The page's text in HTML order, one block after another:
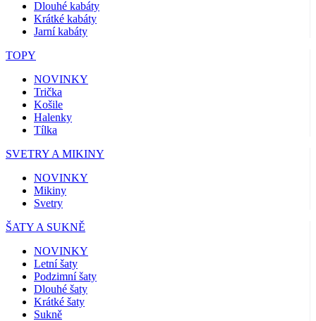
Dlouhé kabáty
Krátké kabáty
Jarní kabáty
TOPY
NOVINKY
Trička
Košile
Halenky
Tílka
SVETRY A MIKINY
NOVINKY
Mikiny
Svetry
ŠATY A SUKNĚ
NOVINKY
Letní šaty
Podzimní šaty
Dlouhé šaty
Krátké šaty
Sukně